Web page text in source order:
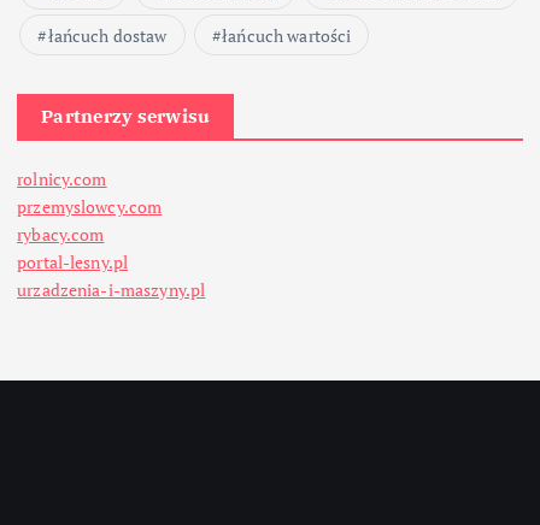
łańcuch dostaw
łańcuch wartości
Partnerzy serwisu
rolnicy.com
przemyslowcy.com
rybacy.com
portal-lesny.pl
urzadzenia-i-maszyny.pl